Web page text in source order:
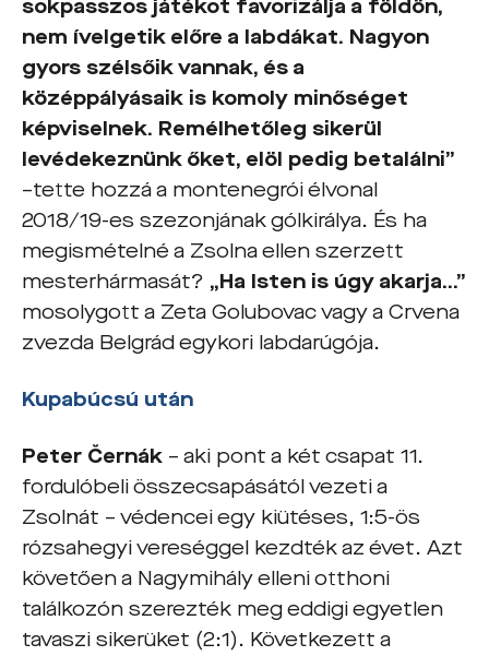
sokpasszos játékot favorizálja a földön,
nem ívelgetik előre a labdákat. Nagyon
gyors szélsőik vannak, és a
középpályásaik is komoly minőséget
képviselnek. Remélhetőleg sikerül
levédekeznünk őket, elöl pedig betalálni”
–tette hozzá a montenegrói élvonal
2018/19-es szezonjának gólkirálya. És ha
megismételné a Zsolna ellen szerzett
mesterhármasát? „Ha Isten is úgy akarja…”
mosolygott a Zeta Golubovac vagy a Crvena
zvezda Belgrád egykori labdarúgója.
Kupabúcsú után
Peter Černák – aki pont a két csapat 11.
fordulóbeli összecsapásától vezeti a
Zsolnát – védencei egy kiütéses, 1:5-ös
rózsahegyi vereséggel kezdték az évet. Azt
követően a Nagymihály elleni otthoni
találkozón szerezték meg eddigi egyetlen
tavaszi sikerüket (2:1). Következett a